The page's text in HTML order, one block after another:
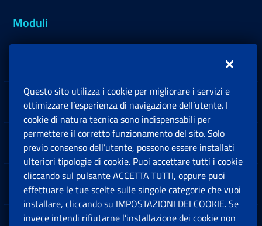
Moduli
Sedi e Contatti
Software
Note Legali
Questo sito utilizza i cookie per migliorare i servizi e
ottimizzare l’esperienza di navigazione dell’utente. I
cookie di natura tecnica sono indispensabili per
permettere il corretto funzionamento del sito. Solo
previo consenso dell’utente, possono essere installati
ulteriori tipologie di cookie. Puoi accettare tutti i cookie
cliccando sul pulsante ACCETTA TUTTI, oppure puoi
effettuare le tue scelte sulle singole categorie che vuoi
installare, cliccando su IMPOSTAZIONI DEI COOKIE. Se
invece intendi rifiutarne l’installazione dei cookie non